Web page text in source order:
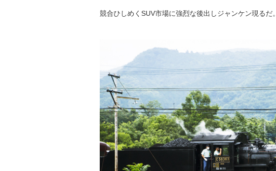
競合ひしめくSUV市場に強烈な後出しジャンケン現るだ。